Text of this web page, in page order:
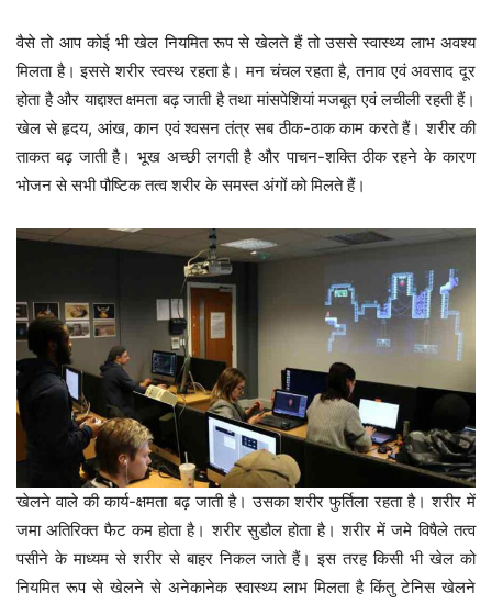
वैसे तो आप कोई भी खेल नियमित रूप से खेलते हैं तो उससे स्वास्थ्य लाभ अवश्य
मिलता है। इससे शरीर स्वस्थ रहता है। मन चंचल रहता है, तनाव एवं अवसाद दूर
होता है और याद्दाश्त क्षमता बढ़ जाती है तथा मांसपेशियां मजबूत एवं लचीली रहती हैं।
खेल से हृदय, आंख, कान एवं श्वसन तंत्र सब ठीक-ठाक काम करते हैं। शरीर की
ताकत बढ़ जाती है। भूख अच्छी लगती है और पाचन-शक्ति ठीक रहने के कारण
भोजन से सभी पौष्टिक तत्व शरीर के समस्त अंगों को मिलते हैं।
खेलने वाले की कार्य-क्षमता बढ़ जाती है। उसका शरीर फुर्तिला रहता है। शरीर में
जमा अतिरिक्त फैट कम होता है। शरीर सुडौल होता है। शरीर में जमे विषैले तत्व
पसीने के माध्यम से शरीर से बाहर निकल जाते हैं। इस तरह किसी भी खेल को
नियमित रूप से खेलने से अनेकानेक स्वास्थ्य लाभ मिलता है किंतु टेनिस खेलने